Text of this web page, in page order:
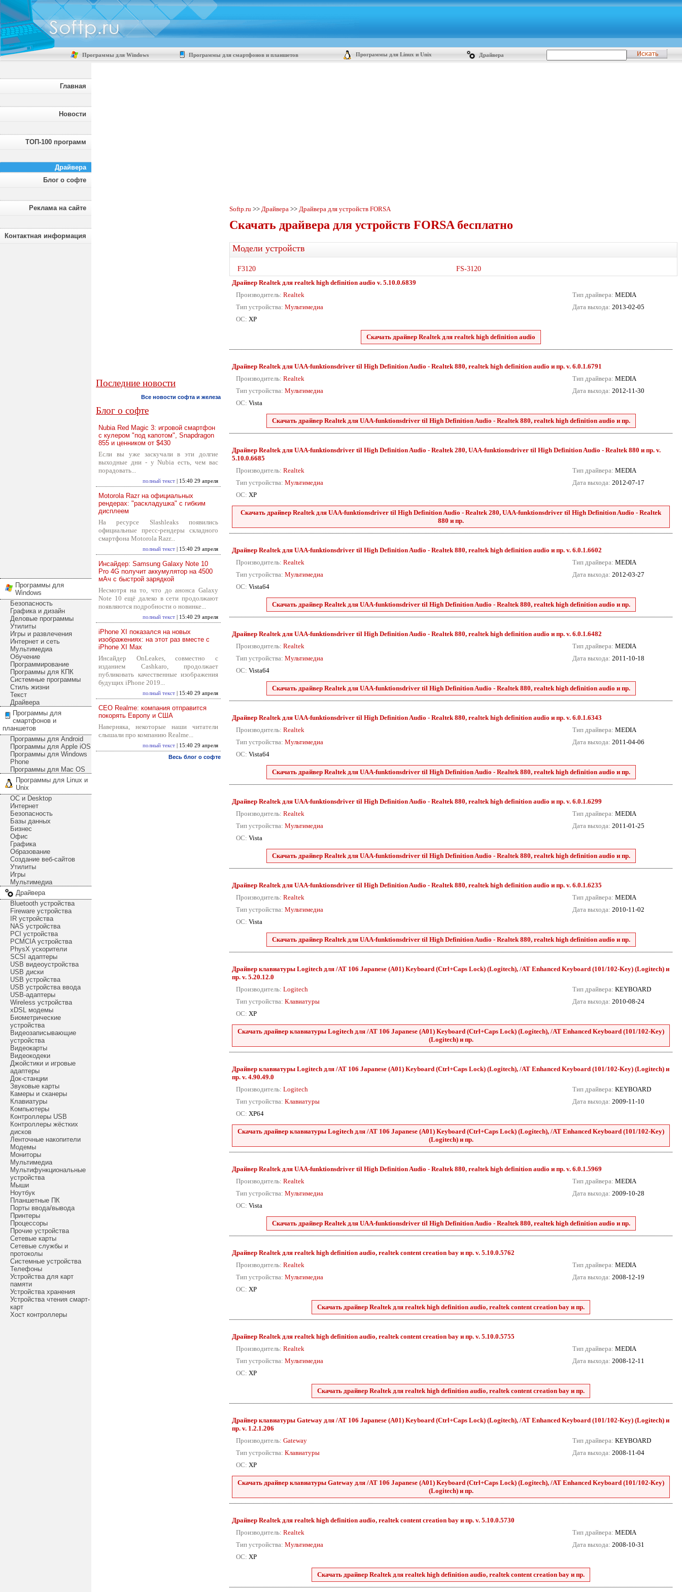
Программы для Windows Программы для смартфонов и планшетов Программы для Linux и Unix Драйвера
Главная
Новости
ТОП-100 программ
Драйвера
Блог о софте
Реклама на сайте
Контактная информация
Программы для
Windows
Безопасность
Графика и дизайн
Деловые программы
Утилиты
Игры и развлечения
Интернет и сеть
Мультимедиа
Обучение
Программирование
Программы для КПК
Системные программы
Стиль жизни
Текст
Драйвера
Программы для
смартфонов и
планшетов
Программы для Android
Программы для Apple iOS
Программы для Windows
Phone
Программы для Mac OS
Программы для Linux и
Unix
ОС и Desktop
Интернет
Безопасность
Базы данных
Бизнес
Офис
Графика
Образование
Создание веб-сайтов
Утилиты
Игры
Мультимедиа
Драйвера
Bluetooth устройства
Fireware устройства
IR устройства
NAS устройства
PCI устройства
PCMCIA устройства
PhysX ускорители
SCSI адаптеры
USB видеоустройства
USB диски
USB устройства
USB устройства ввода
USB-адаптеры
Wireless устройства
xDSL модемы
Биометрические
устройства
Видеозаписывающие
устройства
Видеокарты
Видеокодеки
Джойстики и игровые
адаптеры
Док-станции
Звуковые карты
Камеры и сканеры
Клавиатуры
Компьютеры
Контроллеры USB
Контроллеры жёстких
дисков
Ленточные накопители
Модемы
Мониторы
Мультимедиа
Мультифункциональные
устройства
Мыши
Ноутбук
Планшетные ПК
Порты ввода/вывода
Принтеры
Процессоры
Прочие устройства
Сетевые карты
Сетевые службы и
протоколы
Системные устройства
Телефоны
Устройства для карт
памяти
Устройства хранения
Устройства чтения смарт-
карт
Хост контроллеры
Последние новости
Все новости софта и железа
Блог о софте
Nubia Red Magic 3: игровой смартфон
с кулером "под капотом", Snapdragon
855 и ценником от $430
Если вы уже заскучали в эти долгие
выходные дни - у Nubia есть, чем вас
порадовать...
полный текст | 15:40 29 апреля
Motorola Razr на официальных
рендерах: "раскладушка" с гибким
дисплеем
На ресурсе Slashleaks появились
официальные пресс-рендеры складного
смартфона Motorola Razr...
полный текст | 15:40 29 апреля
Инсайдер: Samsung Galaxy Note 10
Pro 4G получит аккумулятор на 4500
мАч с быстрой зарядкой
Несмотря на то, что до анонса Galaxy
Note 10 ещё далеко в сети продолжают
появляются подробности о новинке...
полный текст | 15:40 29 апреля
iPhone XI показался на новых
изображениях: на этот раз вместе с
iPhone XI Max
Инсайдер OnLeakes, совместно с
изданием Cashkaro, продолжает
публиковать качественные изображения
будущих iPhone 2019...
полный текст | 15:40 29 апреля
CEO Realme: компания отправится
покорять Европу и США
Наверняка, некоторые наши читатели
слышали про компанию Realme...
полный текст | 15:40 29 апреля
Весь блог о софте
Softp.ru >> Драйвера >> Драйвера для устройств FORSA
Скачать драйвера для устройств FORSA бесплатно
Модели устройств
F3120
FS-3120
Драйвер Realtek для realtek high definition audio v. 5.10.0.6839
Производитель: Realtek
Тип устройства: Мультимедиа
ОС: XP
Тип драйвера: MEDIA
Дата выхода: 2013-02-05
Скачать драйвер Realtek для realtek high definition audio
Драйвер Realtek для UAA-funktionsdriver til High Definition Audio - Realtek 880, realtek high definition audio и пр. v. 6.0.1.6791
Производитель: Realtek
Тип устройства: Мультимедиа
ОС: Vista
Тип драйвера: MEDIA
Дата выхода: 2012-11-30
Скачать драйвер Realtek для UAA-funktionsdriver til High Definition Audio - Realtek 880, realtek high definition audio и пр.
Драйвер Realtek для UAA-funktionsdriver til High Definition Audio - Realtek 280, UAA-funktionsdriver til High Definition Audio - Realtek 880 и пр. v.
5.10.0.6685
Производитель: Realtek
Тип устройства: Мультимедиа
ОС: XP
Тип драйвера: MEDIA
Дата выхода: 2012-07-17
Скачать драйвер Realtek для UAA-funktionsdriver til High Definition Audio - Realtek 280, UAA-funktionsdriver til High Definition Audio - Realtek
880 и пр.
Драйвер Realtek для UAA-funktionsdriver til High Definition Audio - Realtek 880, realtek high definition audio и пр. v. 6.0.1.6602
Производитель: Realtek
Тип устройства: Мультимедиа
ОС: Vista64
Тип драйвера: MEDIA
Дата выхода: 2012-03-27
Скачать драйвер Realtek для UAA-funktionsdriver til High Definition Audio - Realtek 880, realtek high definition audio и пр.
Драйвер Realtek для UAA-funktionsdriver til High Definition Audio - Realtek 880, realtek high definition audio и пр. v. 6.0.1.6482
Производитель: Realtek
Тип устройства: Мультимедиа
ОС: Vista64
Тип драйвера: MEDIA
Дата выхода: 2011-10-18
Скачать драйвер Realtek для UAA-funktionsdriver til High Definition Audio - Realtek 880, realtek high definition audio и пр.
Драйвер Realtek для UAA-funktionsdriver til High Definition Audio - Realtek 880, realtek high definition audio и пр. v. 6.0.1.6343
Производитель: Realtek
Тип устройства: Мультимедиа
ОС: Vista64
Тип драйвера: MEDIA
Дата выхода: 2011-04-06
Скачать драйвер Realtek для UAA-funktionsdriver til High Definition Audio - Realtek 880, realtek high definition audio и пр.
Драйвер Realtek для UAA-funktionsdriver til High Definition Audio - Realtek 880, realtek high definition audio и пр. v. 6.0.1.6299
Производитель: Realtek
Тип устройства: Мультимедиа
ОС: Vista
Тип драйвера: MEDIA
Дата выхода: 2011-01-25
Скачать драйвер Realtek для UAA-funktionsdriver til High Definition Audio - Realtek 880, realtek high definition audio и пр.
Драйвер Realtek для UAA-funktionsdriver til High Definition Audio - Realtek 880, realtek high definition audio и пр. v. 6.0.1.6235
Производитель: Realtek
Тип устройства: Мультимедиа
ОС: Vista
Тип драйвера: MEDIA
Дата выхода: 2010-11-02
Скачать драйвер Realtek для UAA-funktionsdriver til High Definition Audio - Realtek 880, realtek high definition audio и пр.
Драйвер клавиатуры Logitech для /AT 106 Japanese (A01) Keyboard (Ctrl+Caps Lock) (Logitech), /AT Enhanced Keyboard (101/102-Key) (Logitech) и
пр. v. 5.20.12.0
Производитель: Logitech
Тип устройства: Клавиатуры
ОС: XP
Тип драйвера: KEYBOARD
Дата выхода: 2010-08-24
Скачать драйвер клавиатуры Logitech для /AT 106 Japanese (A01) Keyboard (Ctrl+Caps Lock) (Logitech), /AT Enhanced Keyboard (101/102-Key)
(Logitech) и пр.
Драйвер клавиатуры Logitech для /AT 106 Japanese (A01) Keyboard (Ctrl+Caps Lock) (Logitech), /AT Enhanced Keyboard (101/102-Key) (Logitech) и
пр. v. 4.90.49.0
Производитель: Logitech
Тип устройства: Клавиатуры
ОС: XP64
Тип драйвера: KEYBOARD
Дата выхода: 2009-11-10
Скачать драйвер клавиатуры Logitech для /AT 106 Japanese (A01) Keyboard (Ctrl+Caps Lock) (Logitech), /AT Enhanced Keyboard (101/102-Key)
(Logitech) и пр.
Драйвер Realtek для UAA-funktionsdriver til High Definition Audio - Realtek 880, realtek high definition audio и пр. v. 6.0.1.5969
Производитель: Realtek
Тип устройства: Мультимедиа
ОС: Vista
Тип драйвера: MEDIA
Дата выхода: 2009-10-28
Скачать драйвер Realtek для UAA-funktionsdriver til High Definition Audio - Realtek 880, realtek high definition audio и пр.
Драйвер Realtek для realtek high definition audio, realtek content creation bay и пр. v. 5.10.0.5762
Производитель: Realtek
Тип устройства: Мультимедиа
ОС: XP
Тип драйвера: MEDIA
Дата выхода: 2008-12-19
Скачать драйвер Realtek для realtek high definition audio, realtek content creation bay и пр.
Драйвер Realtek для realtek high definition audio, realtek content creation bay и пр. v. 5.10.0.5755
Производитель: Realtek
Тип устройства: Мультимедиа
ОС: XP
Тип драйвера: MEDIA
Дата выхода: 2008-12-11
Скачать драйвер Realtek для realtek high definition audio, realtek content creation bay и пр.
Драйвер клавиатуры Gateway для /AT 106 Japanese (A01) Keyboard (Ctrl+Caps Lock) (Logitech), /AT Enhanced Keyboard (101/102-Key) (Logitech) и
пр. v. 1.2.1.206
Производитель: Gateway
Тип устройства: Клавиатуры
ОС: XP
Тип драйвера: KEYBOARD
Дата выхода: 2008-11-04
Скачать драйвер клавиатуры Gateway для /AT 106 Japanese (A01) Keyboard (Ctrl+Caps Lock) (Logitech), /AT Enhanced Keyboard (101/102-Key)
(Logitech) и пр.
Драйвер Realtek для realtek high definition audio, realtek content creation bay и пр. v. 5.10.0.5730
Производитель: Realtek
Тип устройства: Мультимедиа
ОС: XP
Тип драйвера: MEDIA
Дата выхода: 2008-10-31
Скачать драйвер Realtek для realtek high definition audio, realtek content creation bay и пр.